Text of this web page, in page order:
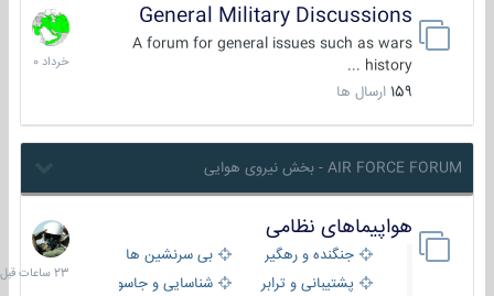
General Military Discussions
A forum for general issues such as wars
history ...
159 ارسال ها
10
خرداد
1400
AIR FORCE FORUM - بخش نیروی هوایی
هواپیماهای نظامی
جنگنده و رهگیر
بی سرنشین ها
پشتیبانی و ترابری
شناسایی و جاسوسی
23
ساعات
قبل